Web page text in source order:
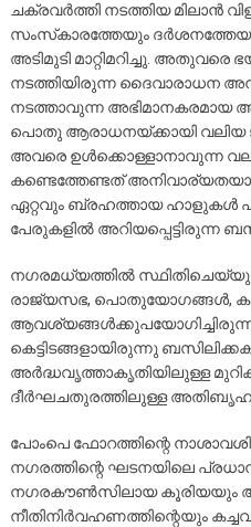
ചക്രവര്‍ത്തി നടത്തിയ മിലാന്‍
സംസ്‌കാരത്തേയും
അടിമുടി മാറ്റിമറിച്ചു. അതുവരെ
നടത്തിയിരുന്ന ദൈവാരാധന
നടത്താവുന്ന അഭിമാനകരമായ
പൊതു ആരാധനയ്ക്കായി വലിയ
അവരെ ഉള്‍ക്കൊള്ളാനാവുന്ന
കണ്ടെത്തേണ്ടത്
ഏറ്റവും ബ്രഹത്തായ ഹാളുകള്‍
പേരുകളില്‍ അറിയപ്പെട്ടിരുന്ന
നഗരമധ്യത്തില്‍
രാജ്യസഭ, പൊതുയോഗങ്ങള്‍,
കെട്ടിടങ്ങളായിരുന്നു
അര്‍ദ്ധവൃത്താകൃതിയിലുള്ള
ദീര്‍ഘചതുരത്തിലുള്ള
പോംപെ ഫോറത്തിന്റെ
നഗരത്തിന്റെ ഘടനയിലെ
നഗരകൗണ്‍സിലായ കൂരിയയും
നീതിനിര്‍വഹണത്തിന്റെയും